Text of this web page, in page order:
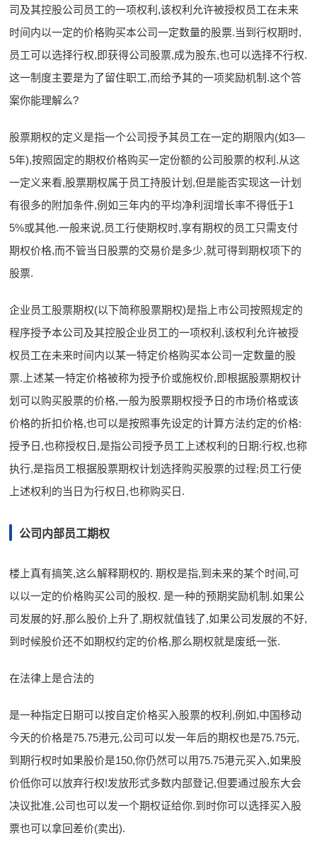
司及其控股公司员工的一项权利,该权利允许被授权员工在未来
时间内以一定的价格购买本公司一定数量的股票.当到行权期时,
员工可以选择行权,即获得公司股票,成为股东,也可以选择不行权.
这一制度主要是为了留住职工,而给予其的一项奖励机制.这个答
案你能理解么?
股票期权的定义是指一个公司授予其员工在一定的期限内(如3—
5年),按照固定的期权价格购买一定份额的公司股票的权利.从这
一定义来看,股票期权属于员工持股计划,但是能否实现这一计划
有很多的附加条件,例如三年内的平均净利润增长率不得低于1
5%或其他.一般来说,员工行使期权时,享有期权的员工只需支付
期权价格,而不管当日股票的交易价是多少,就可得到期权项下的
股票.
企业员工股票期权(以下简称股票期权)是指上市公司按照规定的
程序授予本公司及其控股企业员工的一项权利,该权利允许被授
权员工在未来时间内以某一特定价格购买本公司一定数量的股
票.上述某一特定价格被称为授予价或施权价,即根据股票期权计
划可以购买股票的价格,一般为股票期权授予日的市场价格或该
价格的折扣价格,也可以是按照事先设定的计算方法约定的价格:
授予日,也称授权日,是指公司授予员工上述权利的日期:行权,也称
执行,是指员工根据股票期权计划选择购买股票的过程;员工行使
上述权利的当日为行权日,也称购买日.
公司内部员工期权
楼上真有搞笑,这么解释期权的. 期权是指,到未来的某个时间,可
以以一定的价格购买公司的股权. 是一种的预期奖励机制.如果公
司发展的好,那么股价上升了,期权就值钱了,如果公司发展的不好,
到时候股价还不如期权约定的价格,那么期权就是废纸一张.
在法律上是合法的
是一种指定日期可以按自定价格买入股票的权利,例如,中国移动
今天的价格是75.75港元,公司可以发一年后的期权也是75.75元,
到期行权时如果股价是150,你仍然可以用75.75港元买入,如果股
价低你可以放弃行权!发放形式多数内部登记,但要通过股东大会
决议批准,公司也可以发一个期权证给你.到时你可以选择买入股
票也可以拿回差价(卖出).